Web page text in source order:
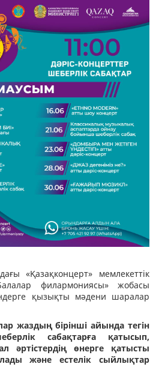
«Қазақконцерт» мемлекеттік
филармониясы» жобасы
қызықты мәдени шаралар
жаздың бірінші айында тегін
сабақтарға қатысып,
әртістердің өнерге қатысты
және естелік сыйлықтар